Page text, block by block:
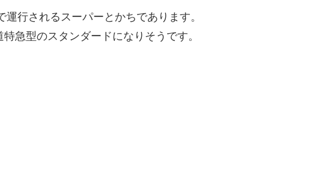
運行されるスーパーとかちであります。
急型のスタンダードになりそうです。